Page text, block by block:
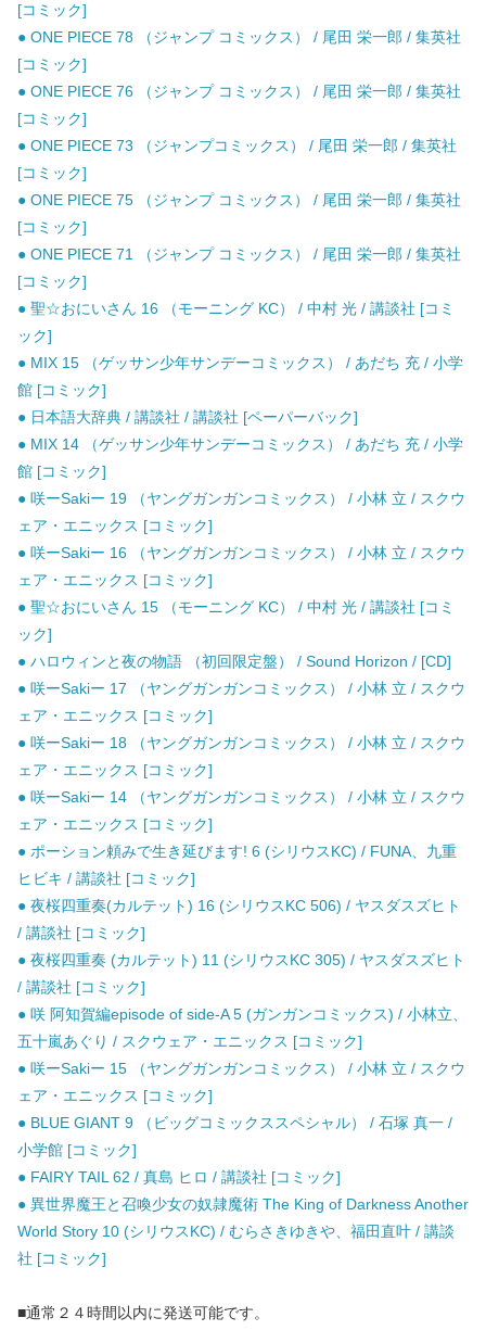
[コミック]
● ONE PIECE 78 （ジャンプ コミックス） / 尾田 栄一郎 / 集英社
[コミック]
● ONE PIECE 76 （ジャンプ コミックス） / 尾田 栄一郎 / 集英社
[コミック]
● ONE PIECE 73 （ジャンプコミックス） / 尾田 栄一郎 / 集英社
[コミック]
● ONE PIECE 75 （ジャンプ コミックス） / 尾田 栄一郎 / 集英社
[コミック]
● ONE PIECE 71 （ジャンプ コミックス） / 尾田 栄一郎 / 集英社
[コミック]
● 聖☆おにいさん 16 （モーニング KC） / 中村 光 / 講談社 [コミ
ック]
● MIX 15 （ゲッサン少年サンデーコミックス） / あだち 充 / 小学
館 [コミック]
● 日本語大辞典 / 講談社 / 講談社 [ペーパーバック]
● MIX 14 （ゲッサン少年サンデーコミックス） / あだち 充 / 小学
館 [コミック]
● 咲ーSakiー 19 （ヤングガンガンコミックス） / 小林 立 / スクウ
ェア・エニックス [コミック]
● 咲ーSakiー 16 （ヤングガンガンコミックス） / 小林 立 / スクウ
ェア・エニックス [コミック]
● 聖☆おにいさん 15 （モーニング KC） / 中村 光 / 講談社 [コミ
ック]
● ハロウィンと夜の物語 （初回限定盤） / Sound Horizon / [CD]
● 咲ーSakiー 17 （ヤングガンガンコミックス） / 小林 立 / スクウ
ェア・エニックス [コミック]
● 咲ーSakiー 18 （ヤングガンガンコミックス） / 小林 立 / スクウ
ェア・エニックス [コミック]
● 咲ーSakiー 14 （ヤングガンガンコミックス） / 小林 立 / スクウ
ェア・エニックス [コミック]
● ポーション頼みで生き延びます! 6 (シリウスKC) / FUNA、九重
ヒビキ / 講談社 [コミック]
● 夜桜四重奏(カルテット) 16 (シリウスKC 506) / ヤスダスズヒト
/ 講談社 [コミック]
● 夜桜四重奏 (カルテット) 11 (シリウスKC 305) / ヤスダスズヒト
/ 講談社 [コミック]
● 咲 阿知賀編episode of side-A 5 (ガンガンコミックス) / 小林立、
五十嵐あぐり / スクウェア・エニックス [コミック]
● 咲ーSakiー 15 （ヤングガンガンコミックス） / 小林 立 / スクウ
ェア・エニックス [コミック]
● BLUE GIANT 9 （ビッグコミックススペシャル） / 石塚 真一 /
小学館 [コミック]
● FAIRY TAIL 62 / 真島 ヒロ / 講談社 [コミック]
● 異世界魔王と召喚少女の奴隷魔術 The King of Darkness Another
World Story 10 (シリウスKC) / むらさきゆきや、福田直叶 / 講談
社 [コミック]
■通常２４時間以内に発送可能です。